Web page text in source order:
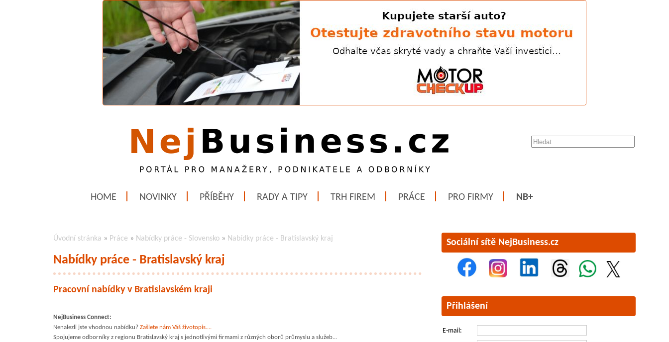
HOME NOVINKY PŘÍBĚHY RADY A TIPY TRH FIREM PRÁCE PRO FIRMY NB+
Úvodní stránka » Práce » Nabídky práce - Slovensko » Nabídky práce - Bratislavský kraj
Nabídky práce - Bratislavský kraj
Pracovní nabídky v Bratislavském kraji
NejBusiness Connect:
Nenalezli jste vhodnou nabídku? Zašlete nám Váš životopis....
Spojujeme odborníky z regionu Bratislavský kraj s jednotlivými firmami z různých oborů průmyslu a služeb...
Sociální sítě NejBusiness.cz
Přihlášení
E-mail: